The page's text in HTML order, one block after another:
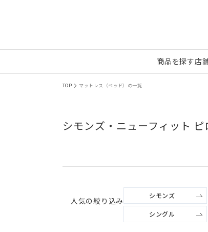
商品を探す店
TOP マットレス（ベッド）の一覧
シモンズ・ニューフィット
人気の絞り込み シモンズ
シングル